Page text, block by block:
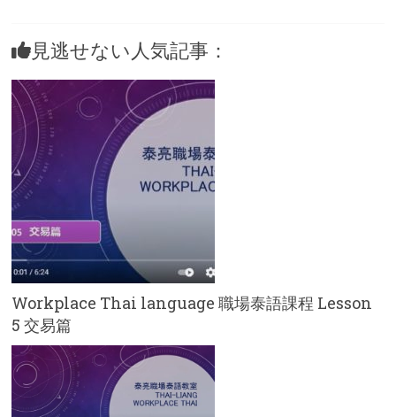
見逃せない人気記事：
Workplace Thai language 職場泰語課程 Lesson
5 交易篇